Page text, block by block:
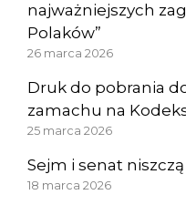
najważniejszych
Polaków”
26 marca 2026
Druk do pobrania
zamachu na
25 marca 2026
Sejm i senat
18 marca 2026